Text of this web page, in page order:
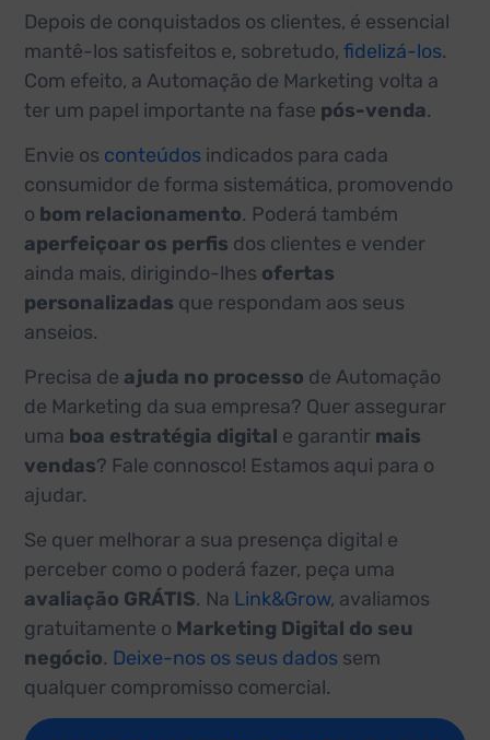
Depois de conquistados os clientes, é essencial
mantê-los satisfeitos e, sobretudo,fidelizá-los.
Com efeito, a Automação de Marketing volta a
ter um papel importante na fase pós-venda.
Envie os conteúdos indicados para cada
consumidor de forma sistemática, promovendo
o bom relacionamento. Poderá também
aperfeiçoar os perfis dos clientes e vender
ainda mais, dirigindo-lhes ofertas
personalizadas que respondam aos seus
anseios.
Precisa de ajuda no processo de Automação
de Marketing da sua empresa? Quer assegurar
uma boa estratégia digital e garantir mais
vendas? Fale connosco! Estamos aqui para o
ajudar.
Se quer melhorar a sua presença digital e
perceber como o poderá fazer, peça uma
avaliação GRÁTIS. Na Link&Grow, avaliamos
gratuitamente o Marketing Digital do seu
negócio. Deixe-nos os seus dados sem
qualquer compromisso comercial.